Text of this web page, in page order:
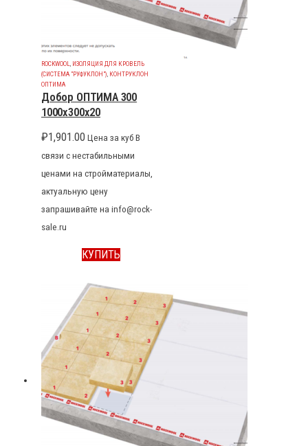
ROCKWOOL
ИЗОЛЯЦИЯ ДЛЯ КРОВЕЛЬ
(СИСТЕМА "РУФУКЛОН") КОНТРУКЛОН
ОПТИМА
Добор ОПТИМА 300
1000x300x20
₽1,901.00 Цена за куб В
связи с нестабильными
ценами на стройматериалы,
актуальную цену
запрашивайте на info@rock-
sale.ru
КУПИТЬ